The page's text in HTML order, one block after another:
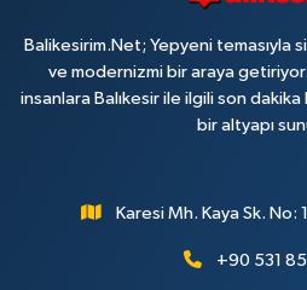
Balikesirim.Net; Yepyeni temasıyla
ve modernizmi bir araya
insanlara Balıkesir ile ilgili son
bir altyapı
Karesi Mh. Kaya Sk. No:
+90 531